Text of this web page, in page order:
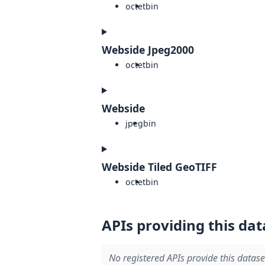
octetbin
Webside Jpeg2000
octetbin
Webside
jpegbin
Webside Tiled GeoTIFF
octetbin
APIs providing this
No registered APIs provide this